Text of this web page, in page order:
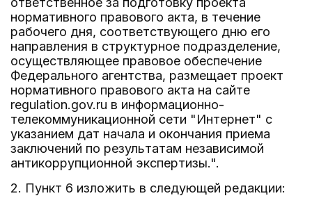
нормативного правового акта, в течение
рабочего дня, соответствующего дню его
направления в структурное подразделение,
осуществляющее правовое обеспечение
Федерального агентства, размещает проект
нормативного правового акта на сайте
regulation.gov.ru в информационно-
телекоммуникационной сети "Интернет" с
указанием дат начала и окончания приема
заключений по результатам независимой
антикоррупционной экспертизы.".
2. Пункт 6 изложить в следующей редакции: